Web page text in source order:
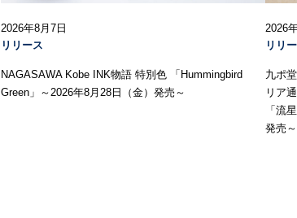
2026年8月7日
リリース
NAGASAWA Kobe INK物語 特別色 「Hummingbird
Green」～2026年8月28日（金）発売～
2026
リリ
九ポ
リア
「流
発売～